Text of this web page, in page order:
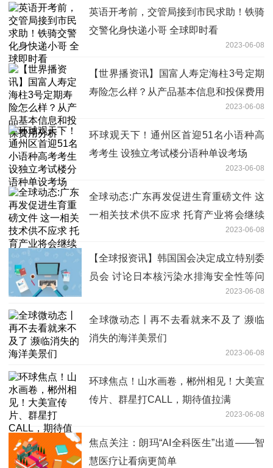
英语开考前，交管局接到市民求助！铁骑
交警化身快递小哥 全球即时看
2023-06-08
【世界播资讯】国富人寿定海柱3号定期
寿险怎么样？从产品基本信息和投保费用
2023-06-08
环球观天下！通州区首迎51名小语种高
考考生 设独立考试楼分语种单设考场
2023-06-08
全球动态:广东再发促进生育重磅文件 这
一相关技术供不应求 托育产业将会继续
2023-06-08
【全球报资讯】韩国国会决定成立特别委
员会 讨论日本核污染水排海安全性等问
2023-06-08
全球微动态丨再不去看就来不及了 濒临
消失的海洋美景们
2023-06-08
环球焦点！山水画卷，郴州相见！大美宣
传片、群星打CALL，期待值拉满
2023-06-08
焦点关注：朗玛“AI全科医生”出道——智
慧医疗让看病更简单